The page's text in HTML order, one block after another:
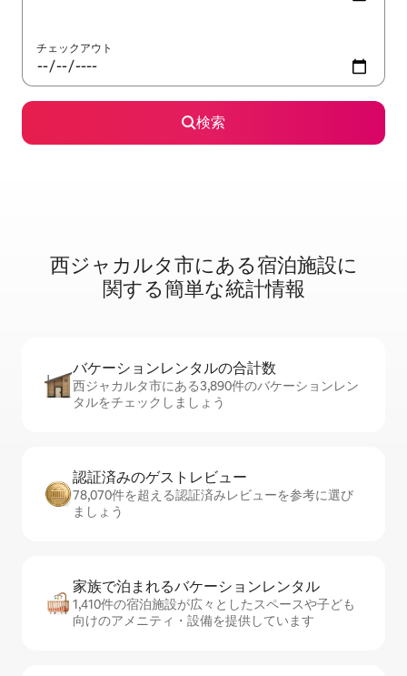
チェックアウト
検索
西ジャカルタ市に⁠あ⁠る宿⁠泊⁠施⁠設⁠に
関⁠す⁠る簡⁠単⁠な統⁠計⁠情⁠報
バケーションレ⁠ン⁠タ⁠ル⁠の合⁠計⁠数
西ジャカルタ市にある3,890件のバケーションレン
タルをチェックしましょう
認証済みのゲ⁠ス⁠ト⁠レ⁠ビ⁠ュ⁠ー
78,070件を超える認証済みレビューを参考に選び
ましょう
家族で泊まれるバ⁠ケ⁠ー⁠シ⁠ョ⁠ンレ⁠ン⁠タ⁠ル
1,410件の宿泊施設が広々としたスペースや子ども
向けのアメニティ・設備を提供しています